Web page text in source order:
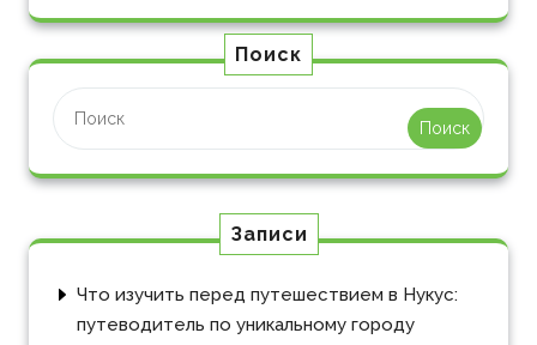
Поиск
Поиск
Записи
Что изучить перед путешествием в Нукус:
путеводитель по уникальному городу